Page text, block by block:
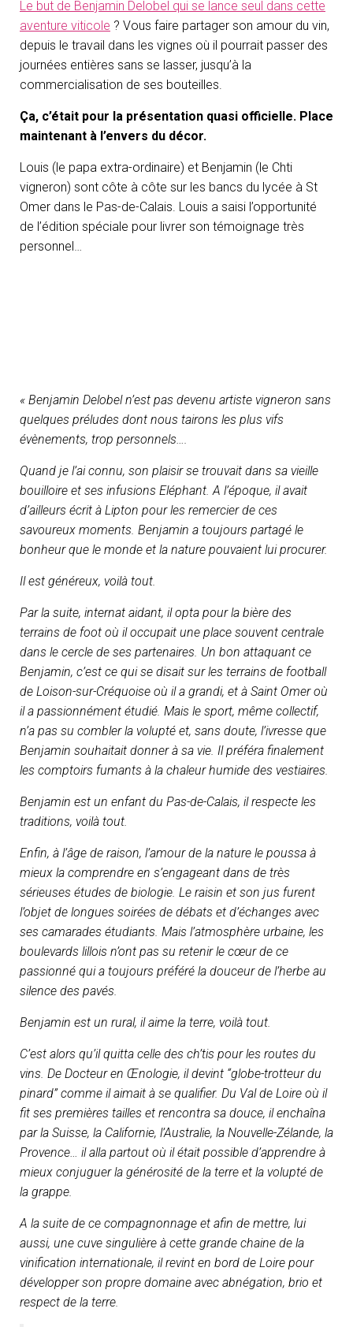
Le but de Benjamin Delobel qui se lance seul dans cette
aventure viticole ? Vous faire partager son amour du vin,
depuis le travail dans les vignes où il pourrait passer des
journées entières sans se lasser, jusqu’à la
commercialisation de ses bouteilles.
Ça, c’était pour la présentation quasi officielle. Place
maintenant à l’envers du décor.
Louis (le papa extra-ordinaire) et Benjamin (le Chti
vigneron) sont côte à côte sur les bancs du lycée à St
Omer dans le Pas-de-Calais. Louis a saisi l’opportunité
de l’édition spéciale pour livrer son témoignage très
personnel…
« Benjamin Delobel n’est pas devenu artiste vigneron sans
quelques préludes dont nous tairons les plus vifs
évènements, trop personnels….
Quand je l’ai connu, son plaisir se trouvait dans sa vieille
bouilloire et ses infusions Eléphant. A l’époque, il avait
d’ailleurs écrit à Lipton pour les remercier de ces
savoureux moments. Benjamin a toujours partagé le
bonheur que le monde et la nature pouvaient lui procurer.
Il est généreux, voilà tout.
Par la suite, internat aidant, il opta pour la bière des
terrains de foot où il occupait une place souvent centrale
dans le cercle de ses partenaires. Un bon attaquant ce
Benjamin, c’est ce qui se disait sur les terrains de football
de Loison-sur-Créquoise où il a grandi, et à Saint Omer où
il a passionnément étudié. Mais le sport, même collectif,
n’a pas su combler la volupté et, sans doute, l’ivresse que
Benjamin souhaitait donner à sa vie. Il préféra finalement
les comptoirs fumants à la chaleur humide des vestiaires.
Benjamin est un enfant du Pas-de-Calais, il respecte les
traditions, voilà tout.
Enfin, à l’âge de raison, l’amour de la nature le poussa à
mieux la comprendre en s’engageant dans de très
sérieuses études de biologie. Le raisin et son jus furent
l’objet de longues soirées de débats et d’échanges avec
ses camarades étudiants. Mais l’atmosphère urbaine, les
boulevards lillois n’ont pas su retenir le cœur de ce
passionné qui a toujours préféré la douceur de l’herbe au
silence des pavés.
Benjamin est un rural, il aime la terre, voilà tout.
C’est alors qu’il quitta celle des ch’tis pour les routes du
vins. De Docteur en Œnologie, il devint “globe-trotteur du
pinard” comme il aimait à se qualifier. Du Val de Loire où il
fit ses premières tailles et rencontra sa douce, il enchaîna
par la Suisse, la Californie, l’Australie, la Nouvelle-Zélande, la
Provence… il alla partout où il était possible d’apprendre à
mieux conjuguer la générosité de la terre et la volupté de
la grappe.
A la suite de ce compagnonnage et afin de mettre, lui
aussi, une cuve singulière à cette grande chaine de la
vinification internationale, il revint en bord de Loire pour
développer son propre domaine avec abnégation, brio et
respect de la terre.